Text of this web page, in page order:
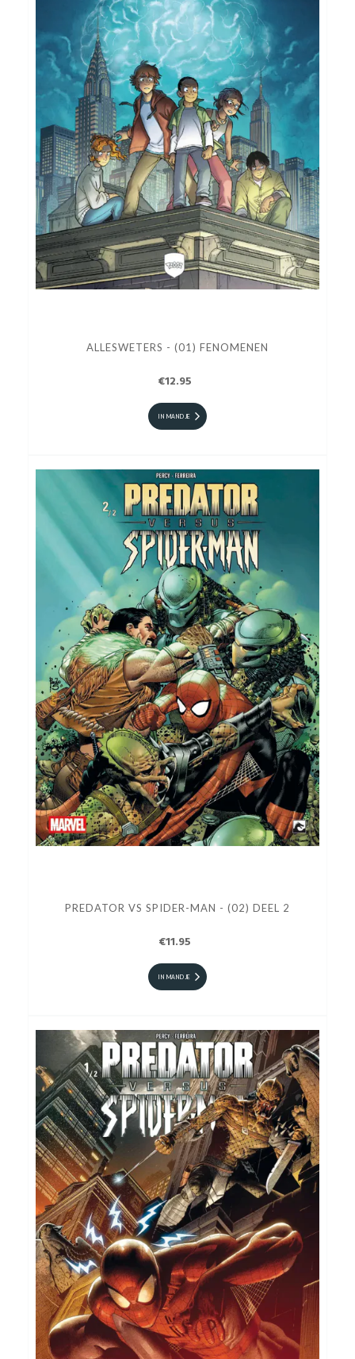
ALLESWETERS - (01) FENOMENEN
€12.95
IN MANDJE
PREDATOR VS SPIDER-MAN - (02) DEEL 2
€11.95
IN MANDJE